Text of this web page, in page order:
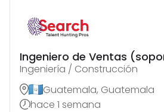
Ingeniero de Ventas
Ingeniería / Construcción
Guatemala, Guatemala
hace 1 semana